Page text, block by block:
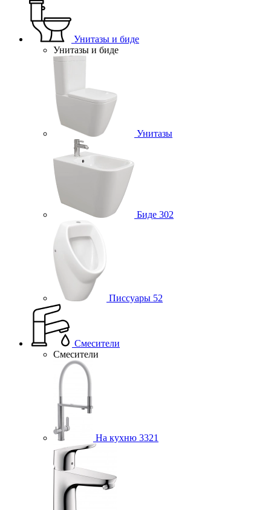
Унитазы и биде
Унитазы и биде
Унитазы
Биде 302
Писсуары 52
Смесители
Смесители
На кухню 3321